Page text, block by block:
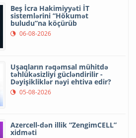
Beş İcra Hakimiyyəti İT
sistemlərini “Hökumət
buludu”na köçürüb
06-08-2026
Uşaqların rəqəmsal mühitdə
təhlükəsizliyi gücləndirilir -
Dəyişikliklər nəyi ehtiva edir?
05-08-2026
Azercell-dən illik “ZengimCELL”
xidməti